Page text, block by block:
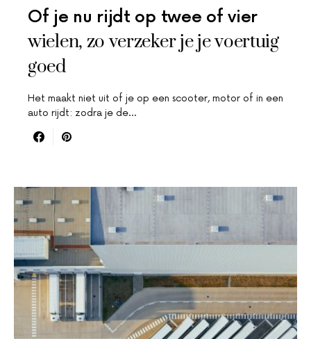
Of je nu rijdt op twee of vier
wielen, zo verzeker je je voertuig
goed
Het maakt niet uit of je op een scooter, motor of in een
auto rijdt: zodra je de…